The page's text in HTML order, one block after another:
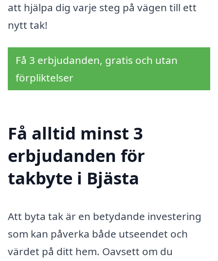
att hjälpa dig varje steg på vägen till ett
nytt tak!
Få 3 erbjudanden, gratis och utan
förpliktelser
Få alltid minst 3
erbjudanden för
takbyte i Bjästa
Att byta tak är en betydande investering
som kan påverka både utseendet och
värdet på ditt hem. Oavsett om du